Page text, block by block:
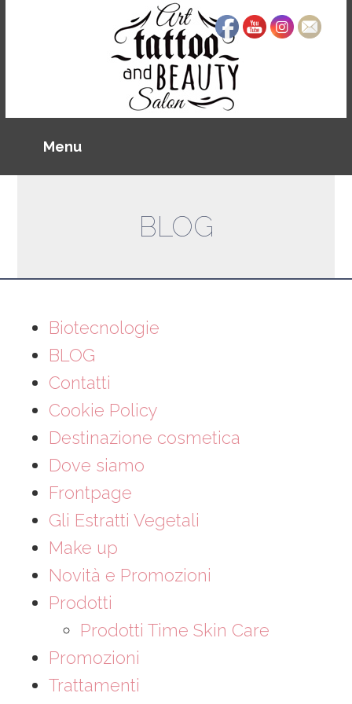
BLOG
Biotecnologie
BLOG
Contatti
Cookie Policy
Destinazione cosmetica
Dove siamo
Frontpage
Gli Estratti Vegetali
Make up
Novità e Promozioni
Prodotti
Prodotti Time Skin Care
Promozioni
Trattamenti